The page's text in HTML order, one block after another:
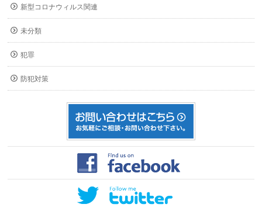
新型コロナウィルス関連
未分類
犯罪
防犯対策